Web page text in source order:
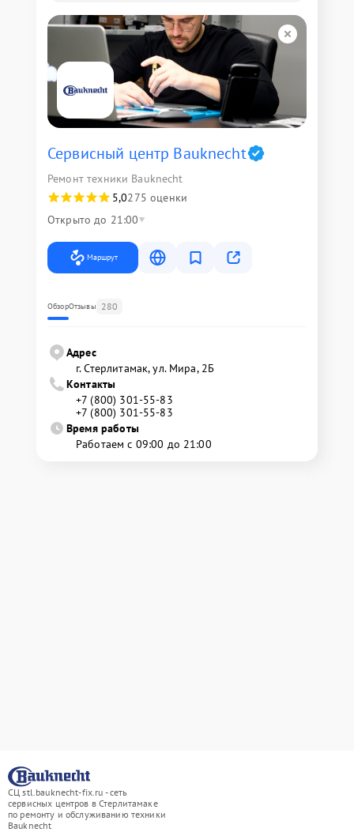
Сервисный центр Bauknecht
Ремонт техники Bauknecht
5,0275 оценки
Открыто до 21:00
Маршрут
ОбзорОтзывы 280
Адрес
г. Стерлитамак, ул. Мира, 2Б
Контакты
+7 (800) 301-55-83
+7 (800) 301-55-83
Время работы
Работаем с 09:00 до 21:00
СЦ stl.bauknecht-fix.ru - сеть
сервисных центров в Стерлитамаке
по ремонту и обслуживанию техники
Bauknecht